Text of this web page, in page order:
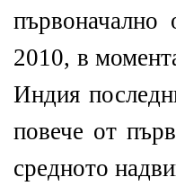
2010, в
Индия
повече от
средното